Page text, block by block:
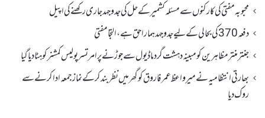
محبوبہ مفتی کی کارکنوں سے مسئلہ کشمیر کے حل کی جدوجہد جاری رکھنے کی اپیل
دفعہ370کی بحالی کے لیے جدوجہد ہمارا حق ہے، التجا مفتی
جنتر منتر مظاہرین کو مبینہ دہشت گرد ماڈیول سے جوڑنے پر امرتسر پولیس کمشنر کو ہٹا دیاگیا
بھارتی انتظامیہ نے میر واعظ عمر فاروق کو گھر میں نظر بندکر کے نماز جمعہ ادا کرنے سے
روک دیا